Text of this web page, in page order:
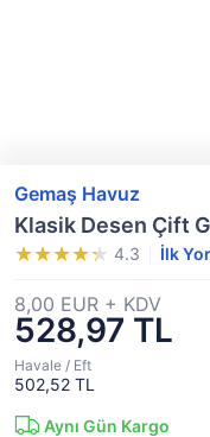
Gemaş Havuz
Klasik Desen Çift
4.3 İlk
528,97 TL
8,00 EUR + KDV
Havale / Eft
502,52 TL
Aynı Gün Kargo